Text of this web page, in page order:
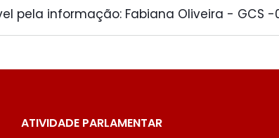
pela informação: Fabiana Oliveira - GCS -
ATIVIDADE PARLAMENTAR